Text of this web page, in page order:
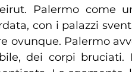
Palermo come
con i palazzi
ovunque. Palermo
dei corpi